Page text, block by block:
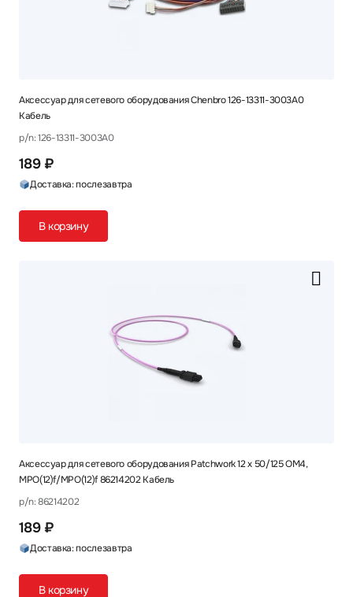
Аксессуар для сетевого оборудования Chenbro 126-13311-3003A0
Кабель
p/n: 126-13311-3003A0
189 ₽
Доставка: послезавтра
В корзину
Аксессуар для сетевого оборудования Patchwork 12 x 50/125 OM4,
MPO(12)f/MPO(12)f 86214202 Кабель
p/n: 86214202
189 ₽
Доставка: послезавтра
В корзину